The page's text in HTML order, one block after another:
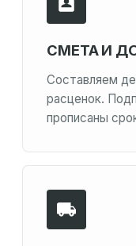
СМЕТА И
Составляем
расценок.
прописаны